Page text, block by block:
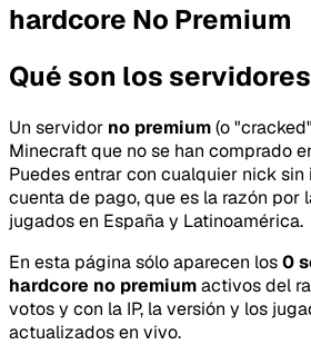
hardcore No Premium
Qué son los
Un servidor no premium(o
Minecraft que no se han comprado
Puedes entrar con cualquier nick
cuenta de pago, que es la razón por
jugados en España y Latinoamérica.
En esta página sólo aparecen los0
hardcore no premiumactivos del
votos y con la IP, la versión y los
actualizados en vivo.